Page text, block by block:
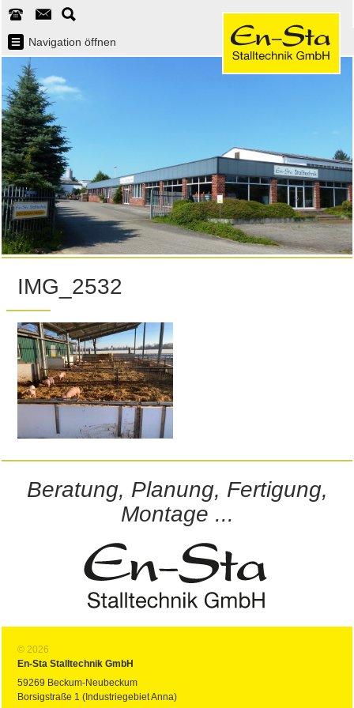
Navigation öffnen
IMG_2532
Beratung, Planung, Fertigung,
Montage ...
© 2026
En-Sta Stalltechnik GmbH
59269 Beckum-Neubeckum
Borsigstraße 1 (Industriegebiet Anna)